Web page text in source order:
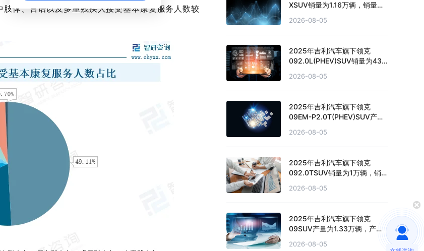
体、言语以及多重残疾人接受基本康复服务人数较
XSUV销量为1.16万辆，销量累
2026-08-05
2025年吉利汽车旗下领克
092.0L(PHEV)SUV销量为43
2026-08-05
2025年吉利汽车旗下领克
09EM-P2.0T(PHEV)SUV产量
59.4%
2026-08-05
2025年吉利汽车旗下领克
092.0TSUV销量为1万辆，销
2026-08-05
2025年吉利汽车旗下领克
09SUV产量为1.33万辆，产量
2026-08-05